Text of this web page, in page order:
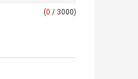
(0 / 3000)